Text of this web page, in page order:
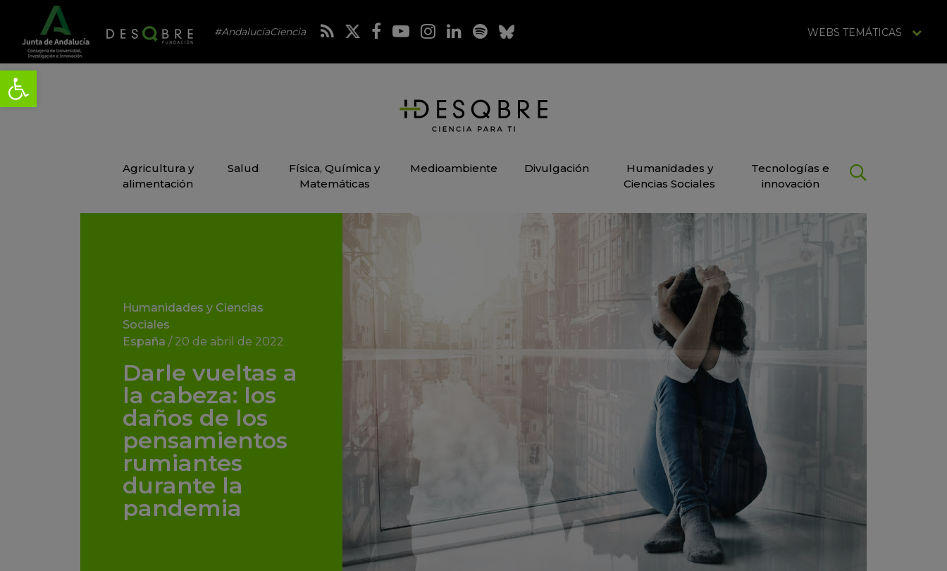
#AndalucíaCiencia WEBS TEMÁTICAS
Agricultura y
alimentación
Salud
Física, Química y
Matemáticas
Medioambiente Divulgación
Humanidades y
Ciencias Sociales
Tecnologías e
innovación
Humanidades y Ciencias
Sociales
España / 20 de abril de 2022
Darle vueltas a
la cabeza: los
daños de los
pensamientos
rumiantes
durante la
pandemia